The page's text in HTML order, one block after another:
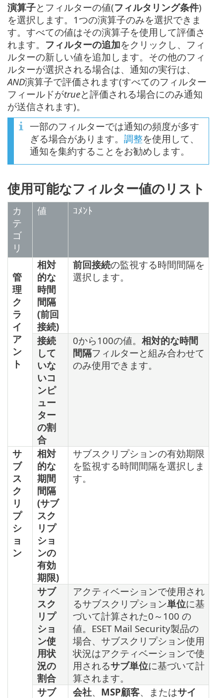
演算子とフィルターの値(フィルタリング条件)
を選択します。1つの演算子のみを選択できま
す。すべての値はその演算子を使用して評価さ
れます。 フィルターの追加をクリックし、フィ
ルターの新しい値を追加します。その他のフィ
ルターが選択される場合は、通知の実行は、
AND演算子で評価されます(すべてのフィルター
フィールドがtrueと評価される場合にのみ通知
が送信されます)。
一部のフィルターでは通知の頻度が多す
ぎる場合があります。 調整を使用して、
通知を集約することをお勧めします。
使用可能なフィルター値のリスト
カ
テ
ゴ
リ
値 ｺﾒﾝﾄ
管
理
ク
ラ
イ
ア
ン
ト
相対
的な
時間
間隔
(前回
接続)
前回接続の監視する時間間隔を
選択します。
接続
して
いな
いコ
ンピ
ュー
ター
の割
合
0から100の値。 相対的な時間
間隔フィルターと組み合わせて
のみ使用できます。
サ
ブ
ス
ク
リ
プ
シ
ョ
ン
相対
的な
期間
間隔
(サブ
スク
リプ
ショ
ンの
有効
期限)
サブスクリプションの有効期限
を監視する時間間隔を選択しま
す。
サブ
スク
リプ
ショ
ン使
用状
況の
割合
アクティベーションで使用され
るサブスクリプション単位に基
づいて計算された0～100 の
値。ESET Mail Security製品の
場合、サブスクリプション使用
状況はアクティベーションで使
用されるサブ単位に基づいて計
算されます。
サブ
会社、 MSP顧客、またはサイ